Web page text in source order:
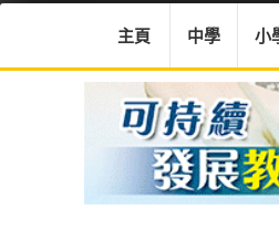
主頁 中學 小